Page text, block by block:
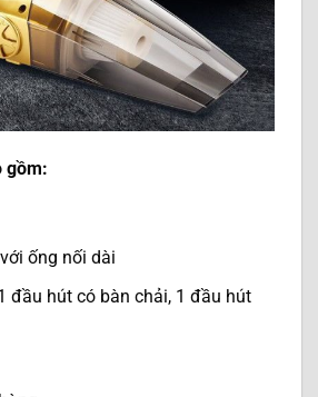
gồm:
ống nối dài
đầu hút có bàn chải, 1 đầu hút